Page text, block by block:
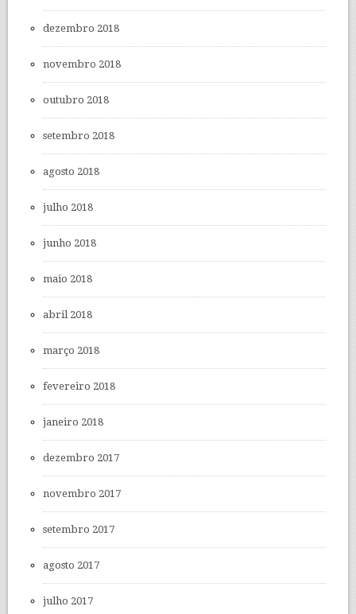
dezembro 2018
novembro 2018
outubro 2018
setembro 2018
agosto 2018
julho 2018
junho 2018
maio 2018
abril 2018
março 2018
fevereiro 2018
janeiro 2018
dezembro 2017
novembro 2017
setembro 2017
agosto 2017
julho 2017